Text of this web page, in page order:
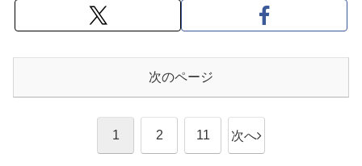
次のページ
1 2 11 次へ